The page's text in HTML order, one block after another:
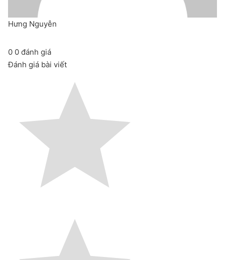
Hưng Nguyễn
0 0 đánh giá
Đánh giá bài viết